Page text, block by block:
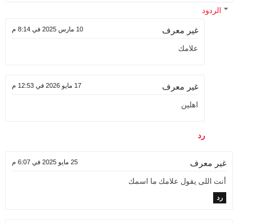
الردود
غير معرف 10 مارس 2025 في 8:14 م
علامك
غير معرف 17 مايو 2026 في 12:53 م
اهلين
رد
غير معرف 25 مايو 2025 في 6:07 م
‏أنت اللى يقول علامك ما اسمك
رد